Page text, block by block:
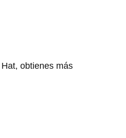
obtienes más